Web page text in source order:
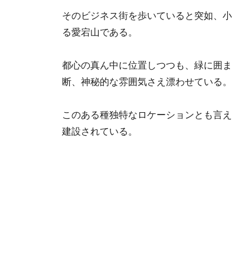
そのビジネス街を歩いていると突如、
る愛宕山である。
都心の真ん中に位置しつつも、緑に囲
断、神秘的な雰囲気さえ漂わせている。
このある種独特なロケーションとも言
建設されている。